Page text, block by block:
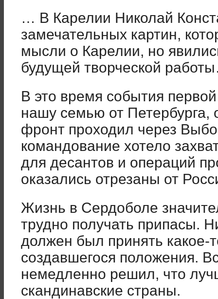
… В Карелии Николай
замечательных картин,
мысли о Карелии, но
будущей творческой
В это время события
нашу семью от Петербурга,
фронт проходил через
командование хотело
для десантов и операций
оказались отрезаны от
Жизнь в Сердоболе
трудно получать припасы.
должен был принять
создавшегося положения.
немедленно решил, что
скандинавские страны.